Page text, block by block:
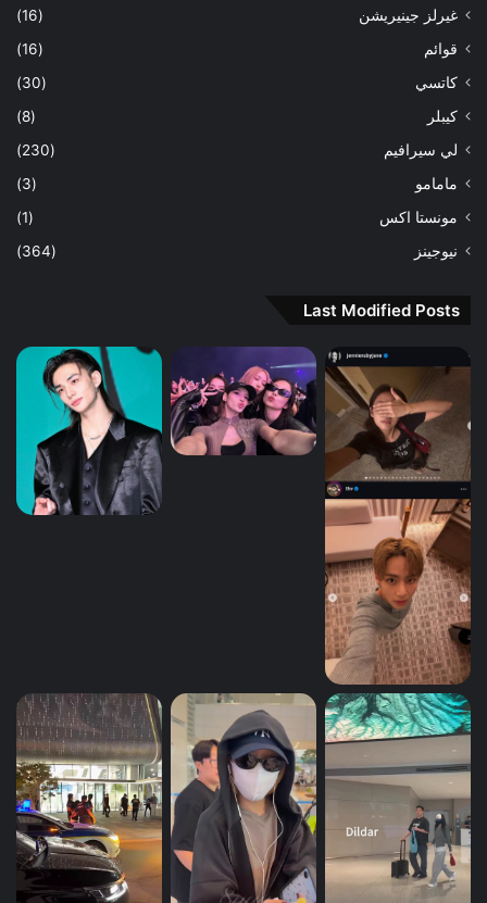
غيرلز جينيريشن
(16)
قوائم
(16)
كاتسي
(30)
كيبلر
(8)
لي سيرافيم
(230)
مامامو
(3)
مونستا اكس
(1)
نيوجينز
(364)
Last Modified Posts